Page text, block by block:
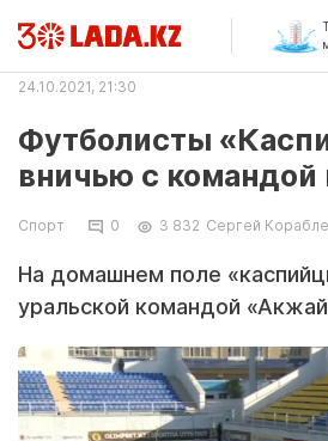
24.10.2021, 21:30
Футболисты
вничью с командой
Спорт 0 3 832 Сергей
На домашнем поле
уральской командой